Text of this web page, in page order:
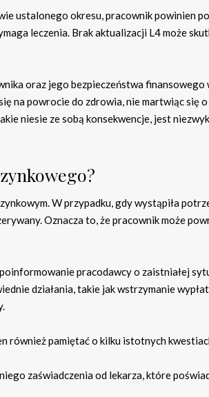
ustalonego okresu, pracownik powinien
leczenia. Brak aktualizacji L4 może
oraz jego bezpieczeństwa finansowego
na powrocie do zdrowia, nie martwiąc się
niesie ze sobą konsekwencje, jest
W przypadku, gdy wystąpiła
Oznacza to, że pracownik może
pracodawcy o zaistniałej
działania, takie jak wstrzymanie
również pamiętać o kilku istotnych
zaświadczenia od lekarza, które